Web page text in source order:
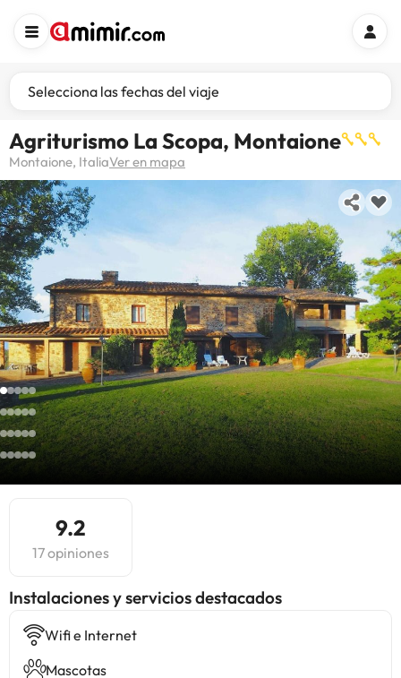
Selecciona las fechas del viaje
Agriturismo La Scopa, Montaione
Montaione, ItaliaVer en mapa
9.2
17 opiniones
Instalaciones y servicios destacados
Wifi e Internet
Mascotas